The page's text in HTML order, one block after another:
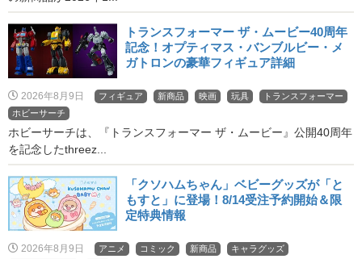
トランスフォーマー ザ・ムービー40周年
記念！オプティマス・バンブルビー・メ
ガトロンの豪華フィギュア詳細
2026年8月9日 フィギュア 新商品 映画 玩具
トランスフォーマー
ホビーサーチ
ホビーサーチは、『トランスフォーマー ザ・ムービー』公開40周年
を記念したthreez...
「クソハムちゃん」ベビーグッズが「と
もすと」に登場！8/14受注予約開始＆限
定特典情報
2026年8月9日 アニメ コミック 新商品
キャラグッズ